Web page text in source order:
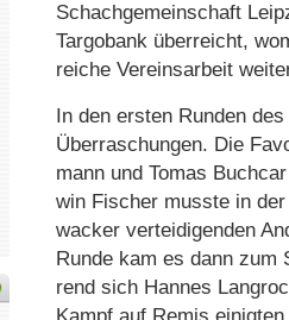
Schach­gemein­schaft
Targo­bank über­reicht,
reiche Ver­eins­arbeit
In den ers­ten Run­den
Über­ra­schun­gen. Die
mann und To­mas
win Fi­scher muss­te in
wac­ker ver­tei­di­gen­den
Run­de kam es dann zum
rend sich Han­nes